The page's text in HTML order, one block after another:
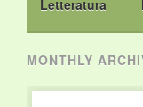
Letteratura
MONTHLY